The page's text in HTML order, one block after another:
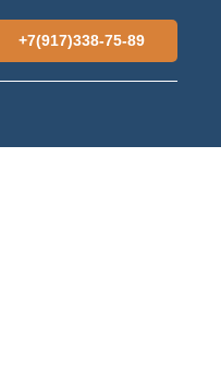
+7(917)338-75-89